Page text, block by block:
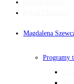
Magdalena
Programy